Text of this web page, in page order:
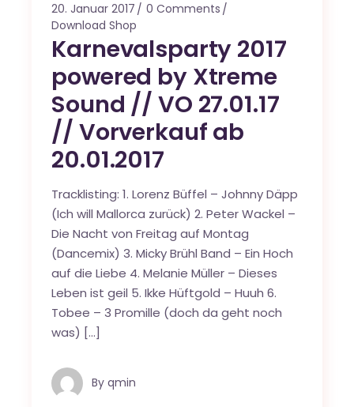
20. Januar 2017
0 Comments
Download Shop
Karnevalsparty 2017
powered by Xtreme
Sound // VO 27.01.17
// Vorverkauf ab
20.01.2017
Tracklisting: 1. Lorenz Büffel – Johnny Däpp
(Ich will Mallorca zurück) 2. Peter Wackel –
Die Nacht von Freitag auf Montag
(Dancemix) 3. Micky Brühl Band – Ein Hoch
auf die Liebe 4. Melanie Müller – Dieses
Leben ist geil 5. Ikke Hüftgold – Huuh 6.
Tobee – 3 Promille (doch da geht noch
was) […]
By qmin